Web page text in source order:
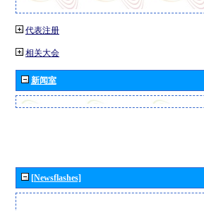
代表注册
相关大会
新闻室
[Newsflashes]